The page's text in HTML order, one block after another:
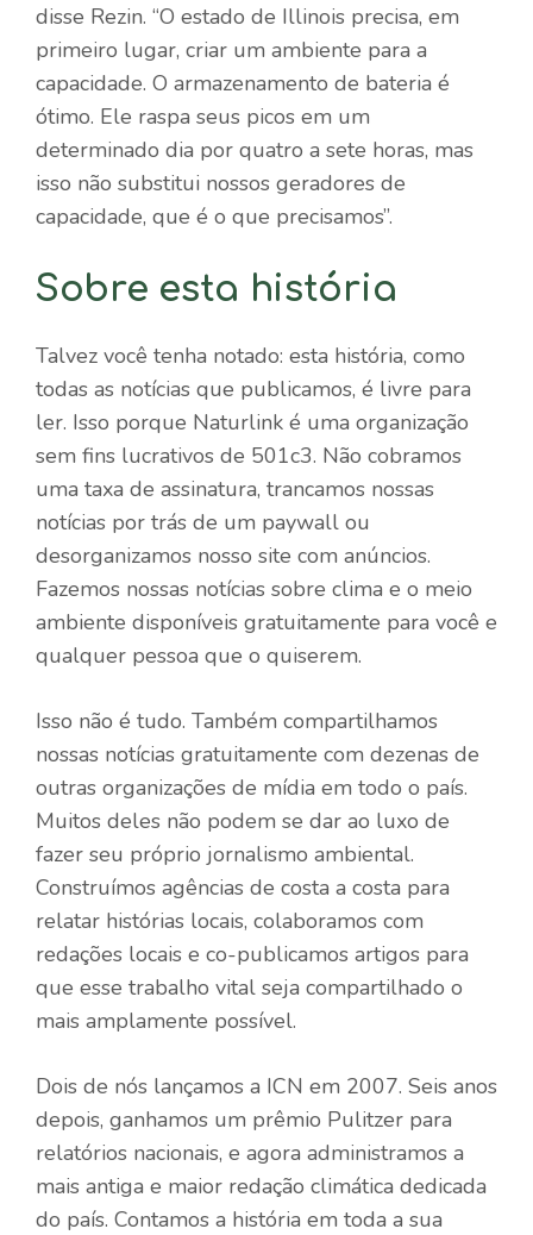
disse Rezin. “O estado de Illinois precisa, em
primeiro lugar, criar um ambiente para a
capacidade. O armazenamento de bateria é
ótimo. Ele raspa seus picos em um
determinado dia por quatro a sete horas, mas
isso não substitui nossos geradores de
capacidade, que é o que precisamos”.
Sobre esta história
Talvez você tenha notado: esta história, como
todas as notícias que publicamos, é livre para
ler. Isso porque Naturlink é uma organização
sem fins lucrativos de 501c3. Não cobramos
uma taxa de assinatura, trancamos nossas
notícias por trás de um paywall ou
desorganizamos nosso site com anúncios.
Fazemos nossas notícias sobre clima e o meio
ambiente disponíveis gratuitamente para você e
qualquer pessoa que o quiserem.
Isso não é tudo. Também compartilhamos
nossas notícias gratuitamente com dezenas de
outras organizações de mídia em todo o país.
Muitos deles não podem se dar ao luxo de
fazer seu próprio jornalismo ambiental.
Construímos agências de costa a costa para
relatar histórias locais, colaboramos com
redações locais e co-publicamos artigos para
que esse trabalho vital seja compartilhado o
mais amplamente possível.
Dois de nós lançamos a ICN em 2007. Seis anos
depois, ganhamos um prêmio Pulitzer para
relatórios nacionais, e agora administramos a
mais antiga e maior redação climática dedicada
do país. Contamos a história em toda a sua